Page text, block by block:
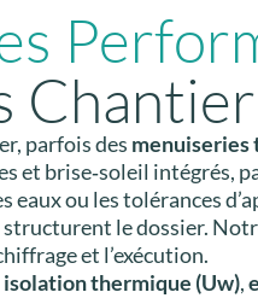
Chantier
parfois des menuiseries
et brise‑soleil intégrés,
ou les tolérances
le dossier.
et l’exécution.
isolation thermique (Uw),